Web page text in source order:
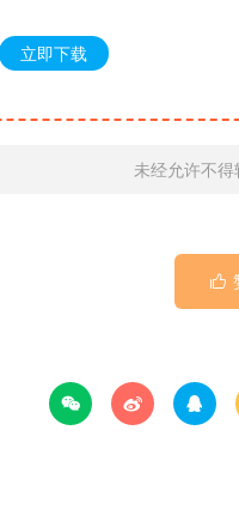
立即下载
未经允许不得

  